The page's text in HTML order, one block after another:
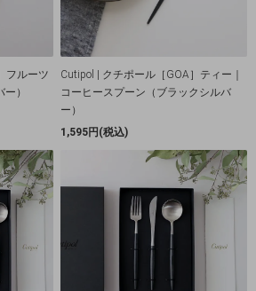
フルーツ
）
Cutipol | クチポール［GOA］ティー｜
コーヒースプーン（ブラックシルバ
ー）
1,595円(税込)